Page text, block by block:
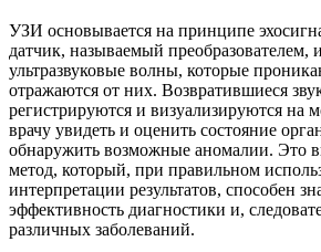
УЗИ основывается на принципе
датчик, называемый преобразователем,
ультразвуковые волны, которые
отражаются от них. Возвратившиеся
регистрируются и визуализируются на
врачу увидеть и оценить состояние
обнаружить возможные аномалии. Это
метод, который, при правильном
интерпретации результатов, способен
эффективность диагностики и,
различных заболеваний.